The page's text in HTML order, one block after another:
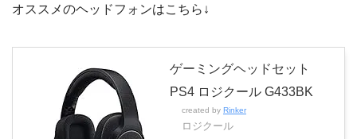
オススメのヘッドフォンはこちら↓
ゲーミングヘッドセット
PS4 ロジクール G433BK
created by Rinker
ロジクール